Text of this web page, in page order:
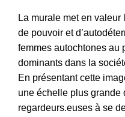
La murale met en valeur
de pouvoir et
femmes autochtones au
dominants dans la
En présentant cette
une échelle plus grande
regardeurs.euses à se